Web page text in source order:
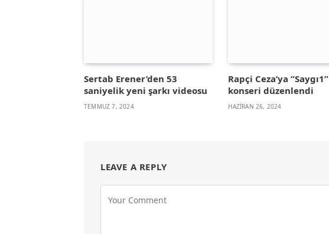
Sertab Erener’den 53
saniyelik yeni şarkı videosu
TEMMUZ 7, 2024
Rapçi Ceza’ya “Saygı1”
konseri düzenlendi
HAZIRAN 26, 2024
LEAVE A REPLY